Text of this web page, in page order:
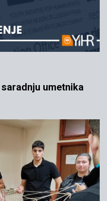
umetnika